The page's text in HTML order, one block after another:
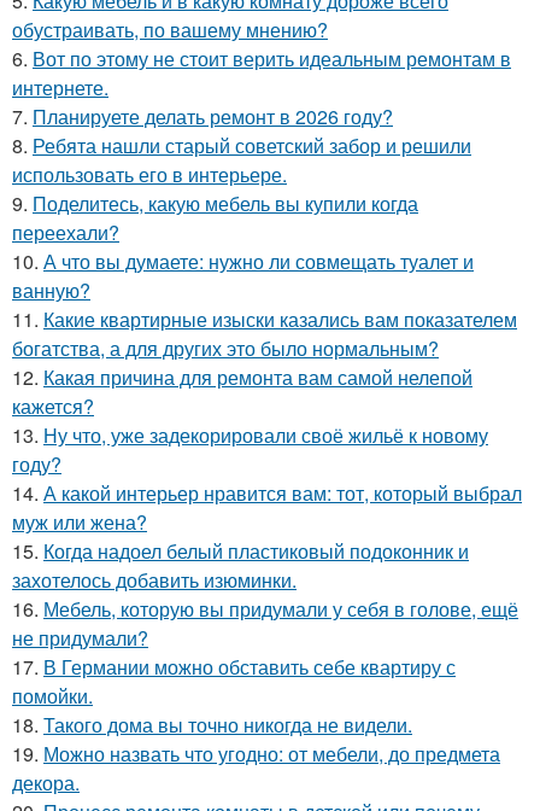
обустраивать, по вашему мнению?
6. Вот по этому не стоит верить идеальным ремонтам в
интернете.
7. Планируете делать ремонт в 2026 году?
8. Ребята нашли старый советский забор и решили
использовать его в интерьере.
9. Поделитесь, какую мебель вы купили когда
переехали?
10. А что вы думаете: нужно ли совмещать туалет и
ванную?
11. Какие квартирные изыски казались вам показателем
богатства, а для других это было нормальным?
12. Какая причина для ремонта вам самой нелепой
кажется?
13. Ну что, уже задекорировали своё жильё к новому
году?
14. А какой интерьер нравится вам: тот, который выбрал
муж или жена?
15. Когда надоел белый пластиковый подоконник и
захотелось добавить изюминки.
16. Мебель, которую вы придумали у себя в голове, ещё
не придумали?
17. В Германии можно обставить себе квартиру с
помойки.
18. Такого дома вы точно никогда не видели.
19. Можно назвать что угодно: от мебели, до предмета
декора.